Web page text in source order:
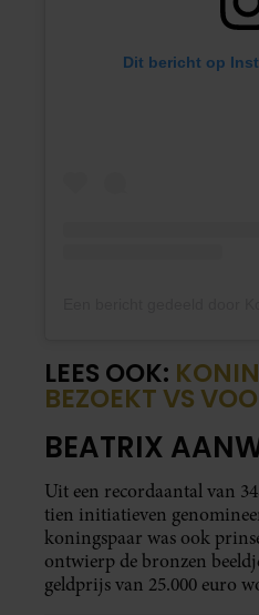
Dit bericht op
LEES OOK:
BEZOEKT VS
BEATRIX
Uit een recordaantal van
tien initiatieven
koningspaar was ook
ontwierp de bronzen
geldprijs van 25.000 euro